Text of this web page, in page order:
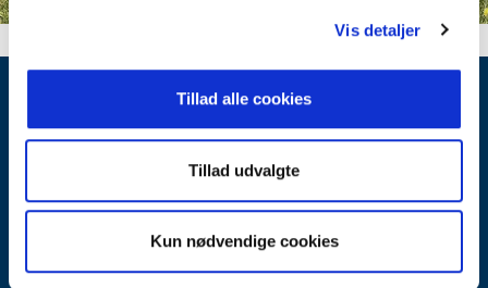
Vis detaljer
Tillad alle cookies
Tillad udvalgte
Kun nødvendige cookies
Hvorfor vælge RealMæglerne
Salg af sommerhus
Viden